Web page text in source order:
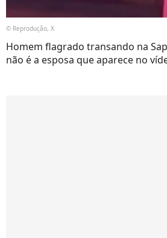
© Reprodução, X
Homem flagrado transando na
não é a esposa que aparece no